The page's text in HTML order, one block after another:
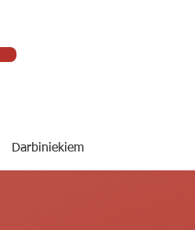
Darbiniekiem